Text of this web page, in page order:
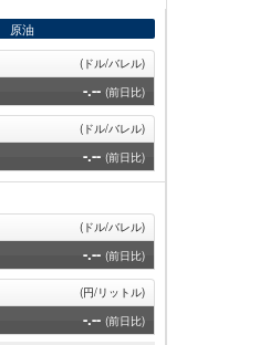
原油
(ドル/バレル)
-.-- (前日比)
(ドル/バレル)
-.-- (前日比)
(ドル/バレル)
-.-- (前日比)
(円/リットル)
-.-- (前日比)